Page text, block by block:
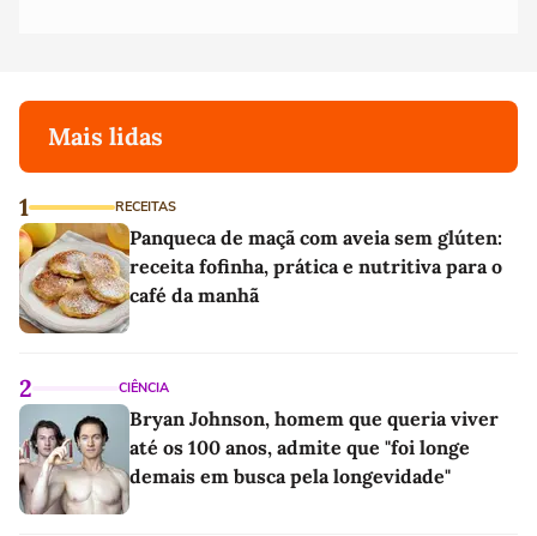
Mais lidas
1 RECEITAS
Panqueca de maçã com aveia sem glúten:
receita fofinha, prática e nutritiva para o
café da manhã
2 CIÊNCIA
Bryan Johnson, homem que queria viver
até os 100 anos, admite que "foi longe
demais em busca pela longevidade"